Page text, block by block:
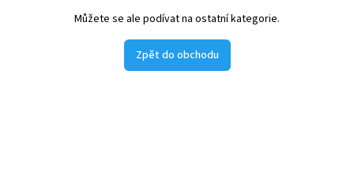
Můžete se ale podívat na ostatní kategorie.
Zpět do obchodu